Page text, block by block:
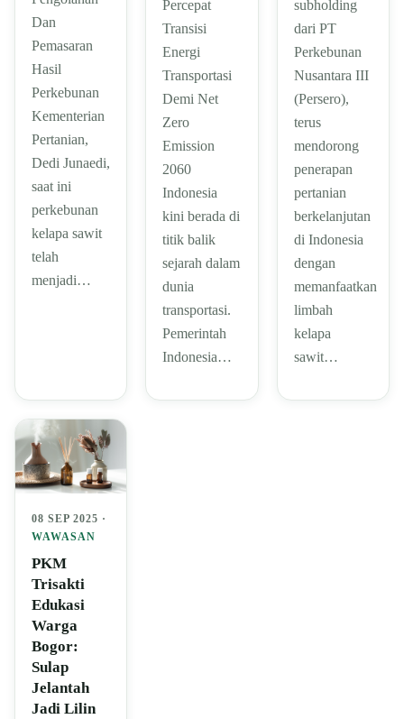
Dan
Pemasaran
Hasil
Perkebunan
Kementerian
Pertanian,
Dedi Junaedi,
saat ini
perkebunan
kelapa sawit
telah
menjadi…
Percepat
Transisi
Energi
Transportasi
Demi Net
Zero
Emission
2060
Indonesia
kini berada di
titik balik
sejarah dalam
dunia
transportasi.
Pemerintah
Indonesia…
subholding
dari PT
Perkebunan
Nusantara III
(Persero),
terus
mendorong
penerapan
pertanian
berkelanjutan
di Indonesia
dengan
memanfaatkan
limbah
kelapa
sawit…
08 SEP 2025 ·
WAWASAN
PKM
Trisakti
Edukasi
Warga
Bogor:
Sulap
Jelantah
Jadi Lilin